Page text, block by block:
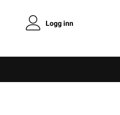
Logg inn